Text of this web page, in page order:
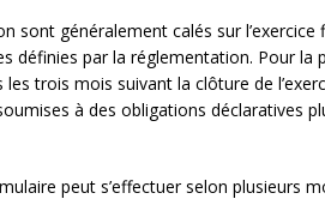
sont généralement calés sur
définies par la réglementation. Pour la
trois mois suivant la clôture de
à des obligations déclaratives
peut s’effectuer selon plusieurs